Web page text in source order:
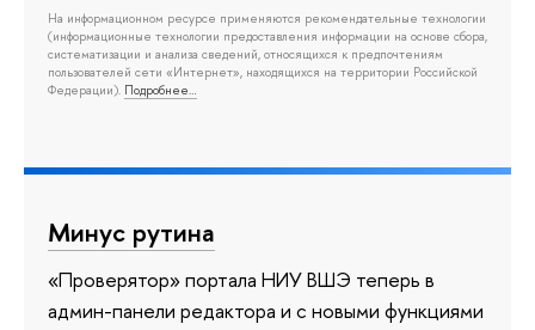
На информационном ресурсе применяются рекомендательные технологии
(информационные технологии предоставления информации на основе сбора,
систематизации и анализа сведений, относящихся к предпочтениям
пользователей сети «Интернет», находящихся на территории Российской
Федерации). Подробнее…
Минус рутина
«Проверятор» портала НИУ ВШЭ теперь в
админ-панели редактора и с новыми функциями